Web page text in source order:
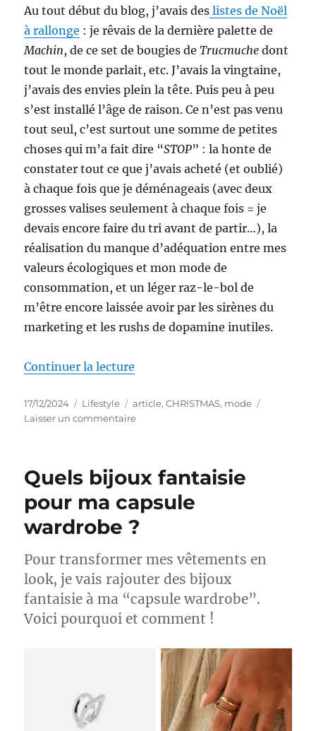
Au tout début du blog, j’avais des listes de Noël
à rallonge : je rêvais de la dernière palette de
Machin, de ce set de bougies deTrucmuche dont
tout le monde parlait, etc. J’avais la vingtaine,
j’avais des envies plein la tête. Puis peu à peu
s’est installé l’âge de raison. Ce n’est pas venu
tout seul, c’est surtout une somme de petites
choses qui m’a fait dire “STOP” : la honte de
constater tout ce que j’avais acheté (et oublié)
à chaque fois que je déménageais (avec deux
grosses valises seulement à chaque fois = je
devais encore faire du tri avant de partir…), la
réalisation du manque d’adéquation entre mes
valeurs écologiques et mon mode de
consommation, et un léger raz-le-bol de
m’être encore laissée avoir par les sirènes du
marketing et les rushs de dopamine inutiles.
Continuer la lecture
Publié
le
17/12/2024 Catégories
Lifestyle Étiquettes
article,CHRISTMAS, mode
Laisser un commentairesur
liste
Père
Noël
:
polaire
!
Quels bijoux fantaisie
pour ma capsule
wardrobe ?
Pour transformer mes vêtements en
look, je vais rajouter des bijoux
fantaisie à ma “capsule wardrobe”.
Voici pourquoi et comment !